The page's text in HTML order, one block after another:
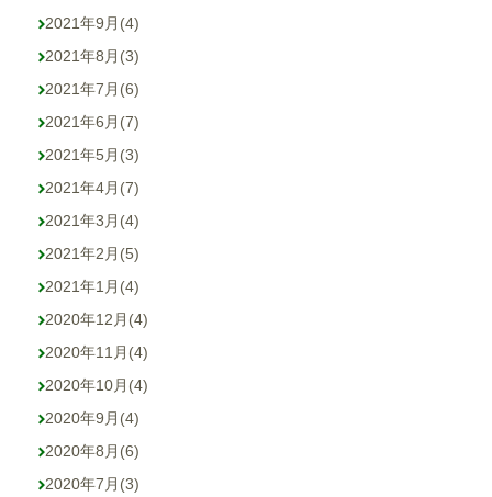
2021年9月 (4)
2021年8月 (3)
2021年7月 (6)
2021年6月 (7)
2021年5月 (3)
2021年4月 (7)
2021年3月 (4)
2021年2月 (5)
2021年1月 (4)
2020年12月 (4)
2020年11月 (4)
2020年10月 (4)
2020年9月 (4)
2020年8月 (6)
2020年7月 (3)